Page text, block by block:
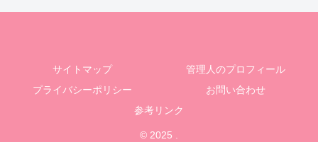
サイトマップ
管理人のプロフィール
プライバシーポリシー
お問い合わせ
参考リンク
© 2025 .